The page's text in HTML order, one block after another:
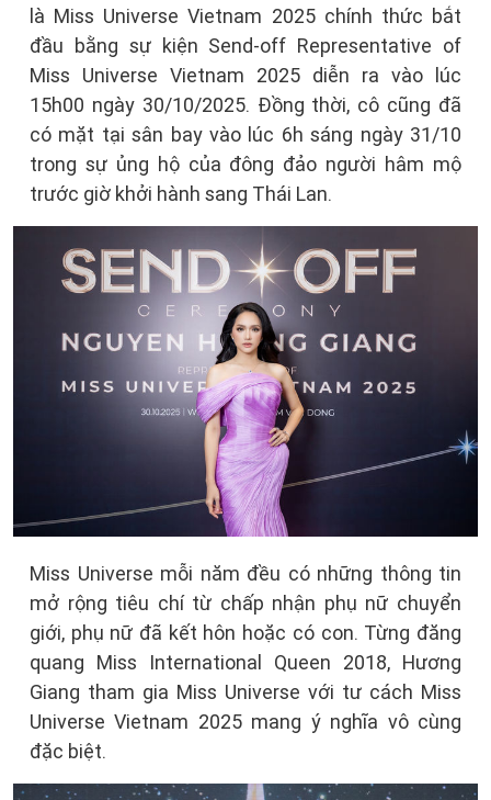
là Miss Universe Vietnam 2025 chính thức bắt
đầu bằng sự kiện Send-off Representative of
Miss Universe Vietnam 2025 diễn ra vào lúc
15h00 ngày 30/10/2025. Đồng thời, cô cũng đã
có mặt tại sân bay vào lúc 6h sáng ngày 31/10
trong sự ủng hộ của đông đảo người hâm mộ
trước giờ khởi hành sang Thái Lan.
Miss Universe mỗi năm đều có những thông tin
mở rộng tiêu chí từ chấp nhận phụ nữ chuyển
giới, phụ nữ đã kết hôn hoặc có con. Từng đăng
quang Miss International Queen 2018, Hương
Giang tham gia Miss Universe với tư cách Miss
Universe Vietnam 2025 mang ý nghĩa vô cùng
đặc biệt.